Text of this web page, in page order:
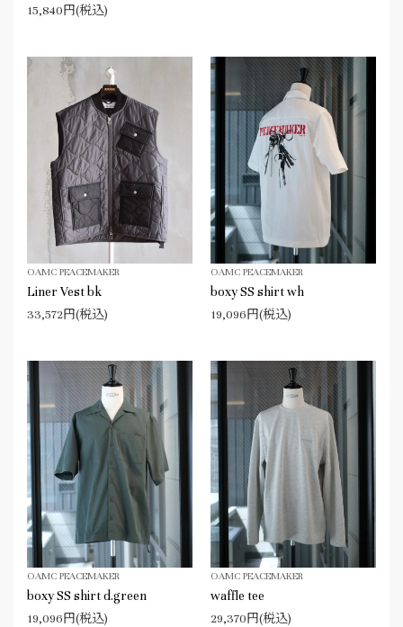
15,840円(税込)
OAMC PEACEMAKER
Liner Vest bk
33,572円(税込)
OAMC PEACEMAKER
boxy SS shirt wh
19,096円(税込)
OAMC PEACEMAKER
boxy SS shirt d.green
19,096円(税込)
OAMC PEACEMAKER
waffle tee
29,370円(税込)